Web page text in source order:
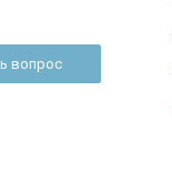
вопрос